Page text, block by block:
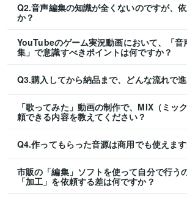
Q2.音声編集の知識が全くないのですが、
か？
YouTubeのゲーム実況動画において、「音
集」で意識すべきポイントは何ですか？
Q3.購入してから納品まで、どんな流れで
「歌ってみた」動画の制作で、MIX（ミッ
頼できる内容を教えてください？
Q4.作ってもらった音源は商用でも使えます
市販の「編集」ソフトを使って自分で行う
「加工」を依頼する差は何ですか？